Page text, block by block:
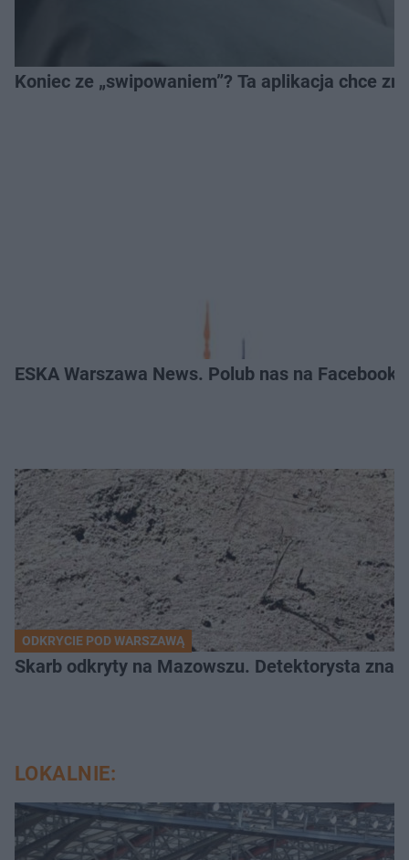
Koniec ze „swipowaniem”? Ta aplikacja chce
ESKA Warszawa News. Polub nas na
ODKRYCIE POD WARSZAWĄ
Skarb odkryty na Mazowszu. Detektorysta
LOKALNIE: